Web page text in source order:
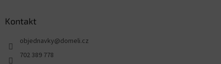
Kontakt
objednavky@domeli.cz
702 389 778